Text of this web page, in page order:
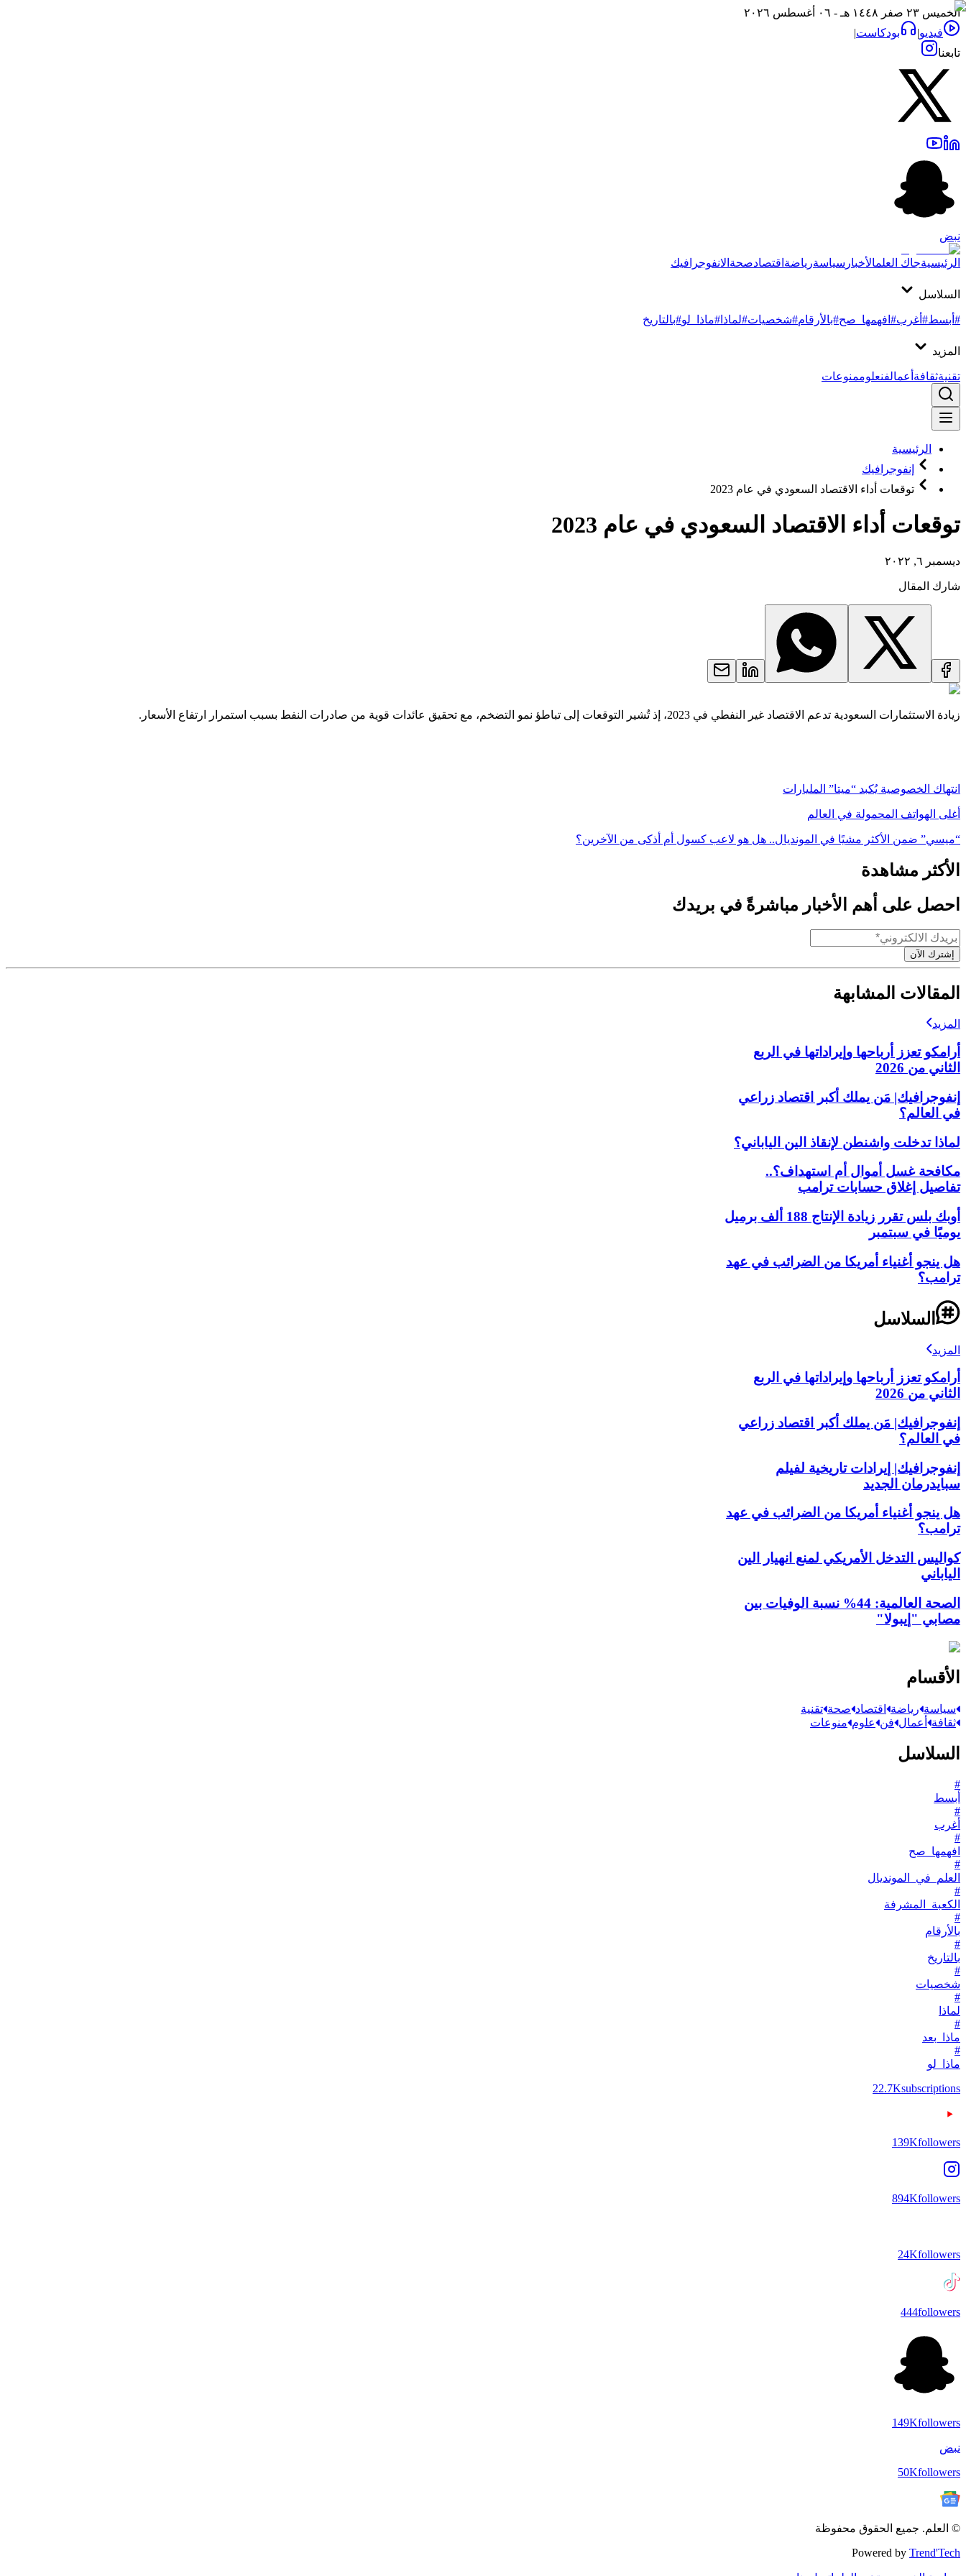
الخميس ٢٣ صفر ١٤٤٨ هـ - ٠٦ أغسطس ٢٠٢٦
فيديو| بودكاست|
تابعنا
نبض
الرئيسيةجاك العلمالأخبار سياسةرياضة اقتصادصحة الانفوجرافيك
السلاسل
#أبسط#أغرب#افهمها_صح#بالأرقام#شخصيات#لماذا #ماذا_لو#بالتاريخ
المزيد
تقنيةثقافة أعمالفنعلوممنوعات
الرئيسية
إنفوجرافيك
توقعات أداء الاقتصاد السعودي في عام 2023
توقعات أداء الاقتصاد السعودي في عام 2023
ديسمبر ٦, ٢٠٢٢
شارك المقال
زيادة الاستثمارات السعودية تدعم الاقتصاد غير النفطي في 2023، إذ تُشير التوقعات إلى تباطؤ نمو التضخم، مع تحقيق عائدات قوية من صادرات النفط بسبب استمرار ارتفاع الأسعار.
انتهاك الخصوصية يُكبد “ميتا” المليارات
أغلى الهواتف المحمولة في العالم
“ميسي” ضمن الأكثر مشيًا في المونديال.. هل هو لاعب كسول أم أذكى من الآخرين؟
الأكثر مشاهدة
احصل على أهم الأخبار مباشرةً في بريدك
إشترك الآن
المقالات المشابهة
المزيد
أرامكو تعزز أرباحها وإيراداتها في الربع
الثاني من 2026
إنفوجرافيك| مَن يملك أكبر اقتصاد زراعي
في العالم؟
لماذا تدخلت واشنطن لإنقاذ الين الياباني؟
مكافحة غسل أموال أم استهداف؟..
تفاصيل إغلاق حسابات ترامب
أوبك بلس تقرر زيادة الإنتاج 188 ألف برميل
يوميًا في سبتمبر
هل ينجو أغنياء أمريكا من الضرائب في عهد
ترامب؟
السلاسل
المزيد
أرامكو تعزز أرباحها وإيراداتها في الربع
الثاني من 2026
إنفوجرافيك| مَن يملك أكبر اقتصاد زراعي
في العالم؟
إنفوجرافيك| إيرادات تاريخية لفيلم
سبايدرمان الجديد
هل ينجو أغنياء أمريكا من الضرائب في عهد
ترامب؟
كواليس التدخل الأمريكي لمنع انهيار الين
الياباني
الصحة العالمية: 44% نسبة الوفيات بين
مصابي "إيبولا"
الأقسام
سياسة رياضة اقتصاد صحة تقنية
ثقافة
أعمال فن علوم منوعات
السلاسل
#
أبسط
#
أغرب
#
افهمها_صح
#
العلم_في_المونديال
#
الكعبة_المشرفة
#
بالأرقام
#
بالتاريخ
#
شخصيات
#
لماذا
#
ماذا_بعد
#
ماذا_لو
22.7Ksubscriptions
139Kfollowers
894Kfollowers
24Kfollowers
444followers
149Kfollowers
نبض
50Kfollowers
© العلم. جميع الحقوق محفوظة
Powered by Trend'Tech